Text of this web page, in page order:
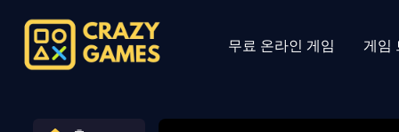
무료 온라인 게임 게임